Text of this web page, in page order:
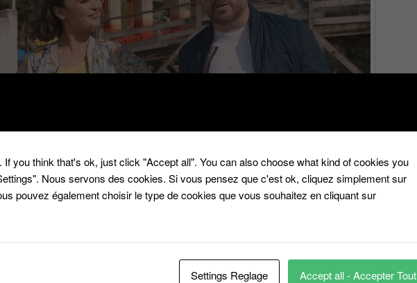
seulement deux candidats et ce n’est plus la famille qui les aident mais
you think that's ok, just click "Accept all". You can also choose what kind of cookies you
Nous servons des cookies. Si vous pensez que c'est ok, cliquez simplement sur
pouvez également choisir le type de cookies que vous souhaitez en cliquant sur
Settings Reglage Accept all - Accepter Tout